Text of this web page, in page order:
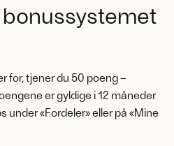
for, tjener du 50 poeng –
er gyldige i 12 måneder
under «Fordeler» eller på «Mine